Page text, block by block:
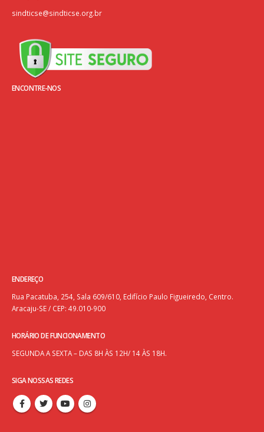
sindticse@sindticse.org.br
ENCONTRE-NOS
ENDEREÇO
Rua Pacatuba, 254, Sala 609/610, Edifício Paulo Figueiredo, Centro.
Aracaju-SE / CEP: 49.010-900
HORÁRIO DE FUNCIONAMENTO
SEGUNDA A SEXTA – DAS 8H ÀS 12H/ 14 ÀS 18H.
SIGA NOSSAS REDES